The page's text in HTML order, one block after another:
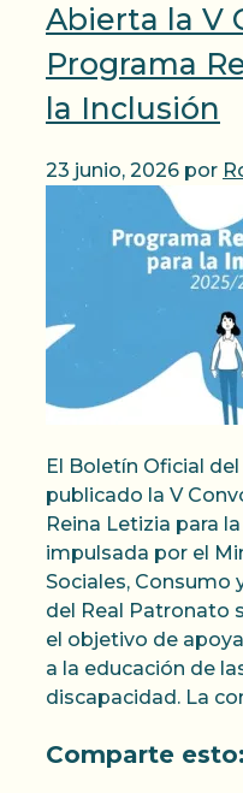
Abierta la V
Programa
la Inclusión
23 junio, 2026 por
El Boletín Oficial
publicado la V
Reina Letizia para
impulsada por el
Sociales, Consumo
del Real Patronato
el objetivo de
a la educación de
discapacidad. La
Comparte esto: